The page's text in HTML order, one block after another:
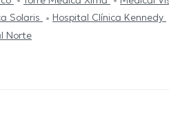
Solaris Hospital Clínica Kennedy
Norte